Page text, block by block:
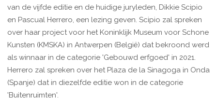
van de vijfde editie en de huidige juryleden, Dikkie Scipio
en Pascual Herrero, een lezing geven. Scipio zal spreken
over haar project voor het Koninklijk Museum voor Schone
Kunsten (KMSKA) in Antwerpen (België) dat bekroond werd
als winnaar in de categorie 'Gebouwd erfgoed' in 2021.
Herrero zal spreken over het Plaza de la Sinagoga in Onda
(Spanje) dat in diezelfde editie won in de categorie
'Buitenruimten'.